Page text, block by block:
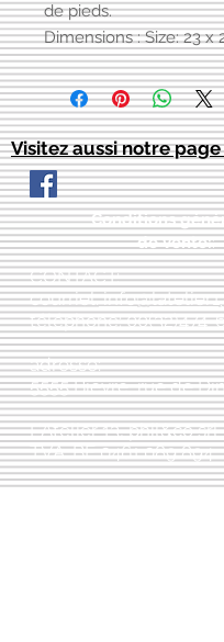
de pieds.
Dimensions : Size: 23 x
Visitez aussi notre page
Conditions
de vente::
CONTACT:
courriel:
téléphone:00(32)474-
adresse:
5555 Bièvre, rue de
L'Atelier 13, phil&co srl
TVA: BE0461 089 894